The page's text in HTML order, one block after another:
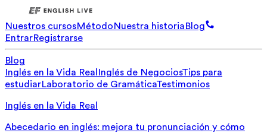
Nuestros cursosMétodoNuestra historiaBlog
EntrarRegistrarse
Blog
Inglés en la Vida Real Inglés de NegociosTips para
estudiarLaboratorio de GramáticaTestimonios
Inglés en la Vida Real
Abecedario en inglés: mejora tu pronunciación y cómo